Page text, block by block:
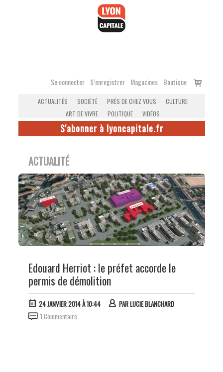
Se connecter S’enregistrer Magazines Boutique
Voir
ACTUALITÉS SOCIÉTÉ PRÈS DE CHEZ VOUS
CULTURE
ART DE VIVRE
POLITIQUE VIDÉOS
S'abonner à lyoncapitale.fr
ACTUALITÉ
Edouard Herriot : le préfet accorde le
permis de démolition
24 JANVIER 2014 À 10:44 PARLUCIE BLANCHARD
1 Commentaire